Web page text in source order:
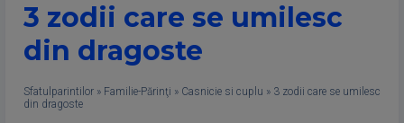
3 zodii care se umilesc
din dragoste
Sfatulparintilor » Familie-Părinţi » Casnicie si cuplu » 3 zodii care se umilesc
din dragoste